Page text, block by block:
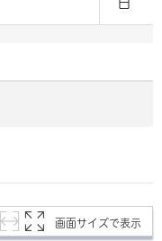
画面サイズで表示